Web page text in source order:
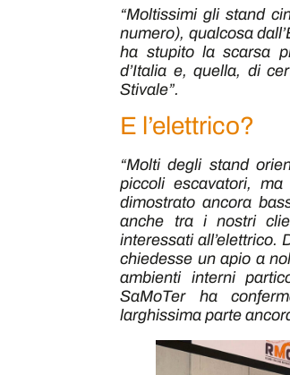
“Moltissimi gli stand
numero), qualcosa
ha stupito la scarsa
d’Italia e, quella, di
Stivale”.
E l’elettrico?
“Molti degli stand
piccoli escavatori,
dimostrato ancora
anche tra i nostri
interessati all’elettrico.
chiedesse un apio a
ambienti interni
SaMoTer ha
larghissima parte